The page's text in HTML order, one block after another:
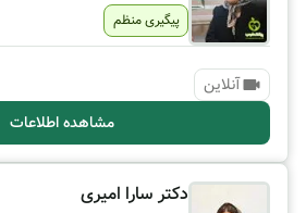
پیگیری منظم
آنلاین
مشاهده اطلاعات
دکتر سارا امیری